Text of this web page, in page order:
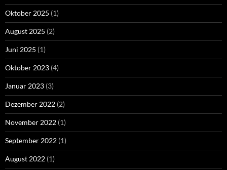
Oktober 2025 (1)
August 2025 (2)
Juni 2025 (1)
Oktober 2023 (4)
Januar 2023 (3)
Dezember 2022 (2)
November 2022 (1)
September 2022 (1)
August 2022 (1)